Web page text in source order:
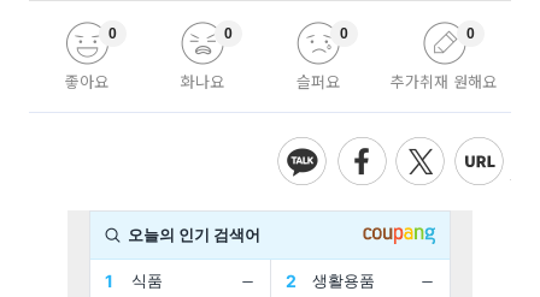
좋아요
0
화나요
0
슬퍼요
0
추가취재 원해요
0